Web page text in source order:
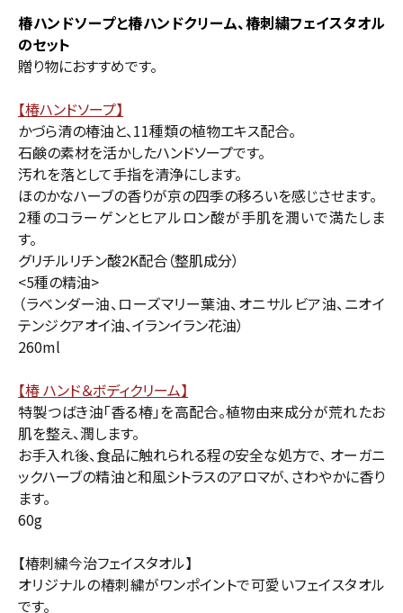
椿ハンドソープと椿ハンドクリーム、椿刺繍フェイスタオル
のセット
贈り物におすすめです。
【椿ハンドソープ】
かづら清の椿油と、11種類の植物エキス配合。
石鹸の素材を活かしたハンドソープです。
汚れを落として手指を清浄にします。
ほのかなハーブの香りが京の四季の移ろいを感じさせます。
2種のコラーゲンとヒアルロン酸が手肌を潤いで満たしま
す。
グリチルリチン酸2K配合（整肌成分）
<5種の精油>
（ラベンダー油、ローズマリー葉油、オニサルビア油、ニオイ
テンジクアオイ油、イランイラン花油）
260ml
【椿 ハンド＆ボディクリーム】
特製つばき油「香る椿」を高配合。植物由来成分が荒れたお
肌を整え、潤します。
お手入れ後、食品に触れられる程の安全な処方で、 オーガニ
ックハーブの精油と和風シトラスのアロマが、さわやかに香り
ます。
60g
【椿刺繍今治フェイスタオル】
オリジナルの椿刺繍がワンポイントで可愛いフェイスタオル
です。